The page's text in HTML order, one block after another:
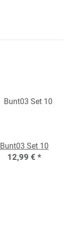
Bunt03 Set 10
12,99 € *